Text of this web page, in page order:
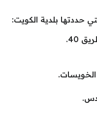
حددتها بلدية الكويت:
40.